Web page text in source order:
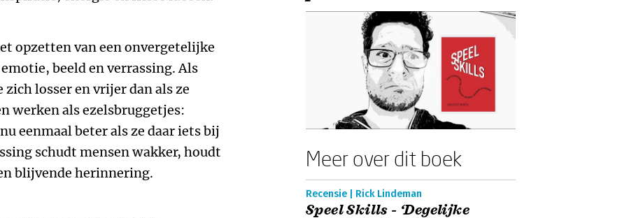
opzetten van een onvergetelijke
beeld en verrassing. Als
losser en vrijer dan als ze
werken als ezelsbruggetjes:
eenmaal beter als ze daar iets bij
schudt mensen wakker, houdt
blijvende herinnering.
Meer over dit boek
Recensie | Rick Lindeman
Speel Skills - ‘Degelijke